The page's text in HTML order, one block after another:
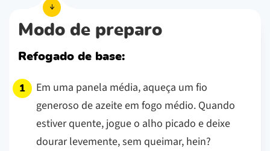
Modo de preparo
Refogado de base:
Em uma panela média, aqueça um fio
generoso de azeite em fogo médio. Quando
estiver quente, jogue o alho picado e deixe
dourar levemente, sem queimar, hein?